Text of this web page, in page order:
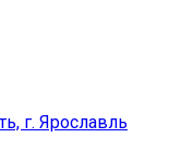
г. Ярославль